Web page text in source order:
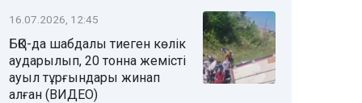
16.07.2026, 12:45
БҚО-да шабдалы тиеген көлік
аударылып, 20 тонна жемісті
ауыл тұрғындары жинап
алған (ВИДЕО)